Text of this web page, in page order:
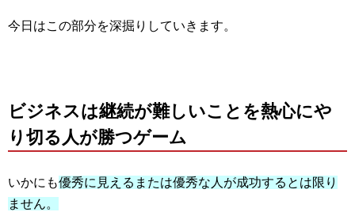
今日はこの部分を深掘りしていきます。
ビジネスは継続が難しいことを熱心にや
り切る人が勝つゲーム
いかにも優秀に見えるまたは優秀な人が成功するとは限り
ません。